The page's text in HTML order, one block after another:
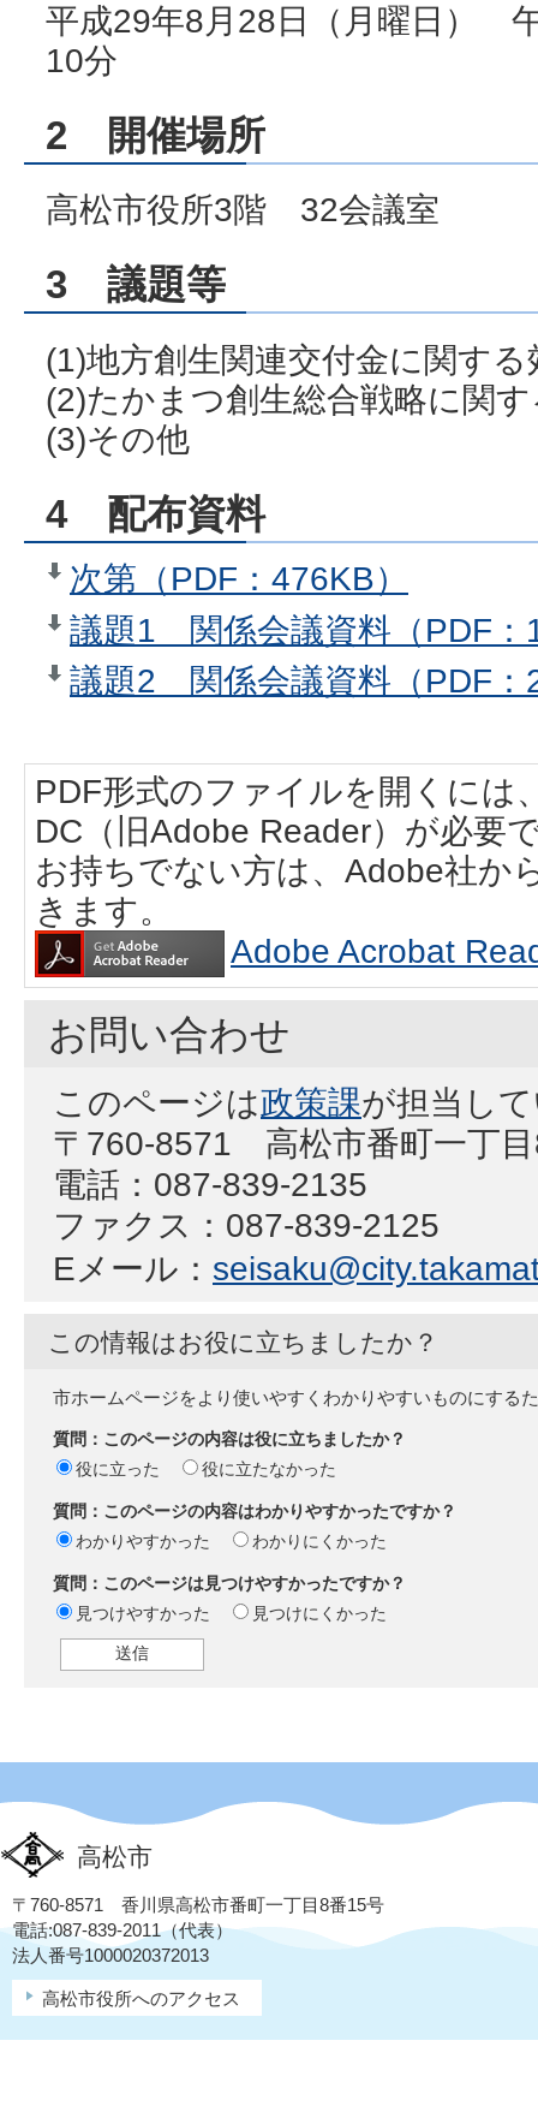
平成29年8月28日（月曜日）
10分
2 開催場所
高松市役所3階 32会議室
3 議題等
(1)地方創生関連交付金に関す
(2)たかまつ創生総合戦略に関
(3)その他
4 配布資料
次第（PDF：476KB）
議題1 関係会議資料（PDF：
議題2 関係会議資料（PDF：
PDF形式のファイルを開くには
DC（旧Adobe Reader）が必要
お持ちでない方は、Adobe社か
きます。
Adobe Acrobat
お問い合わせ
このページは政策課が担当し
〒760-8571 高松市番町一丁
電話：087-839-2135
ファクス：087-839-2125
Eメール：
この情報はお役に立ちましたか？
市ホームページをより使いやすくわかりやすいものにする
質問：このページの内容は役に立ちましたか？
役に立った
役に立たなかった
質問：このページの内容はわかりやすかったですか？
わかりやすかった
わかりにくかった
質問：このページは見つけやすかったですか？
見つけやすかった
見つけにくかった
高松市
〒760-8571 香川県高松市番町一丁目8番15号
電話:087-839-2011（代表）
法人番号1000020372013
高松市役所へのアクセス